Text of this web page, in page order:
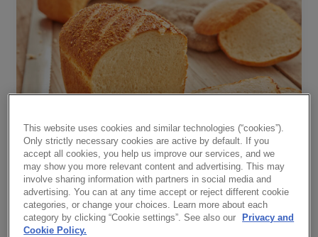
Ven
kentinge/June 8, 2023
This website uses cookies and similar technologies (“cookies”).
Only strictly necessary cookies are active by default. If you
accept all cookies, you help us improve our services, and we
may show you more relevant content and advertising. This may
involve sharing information with partners in social media and
advertising. You can at any time accept or reject different cookie
categories, or change your choices. Learn more about each
category by clicking “Cookie settings”. See also our
Privacy and
Cookie Policy.